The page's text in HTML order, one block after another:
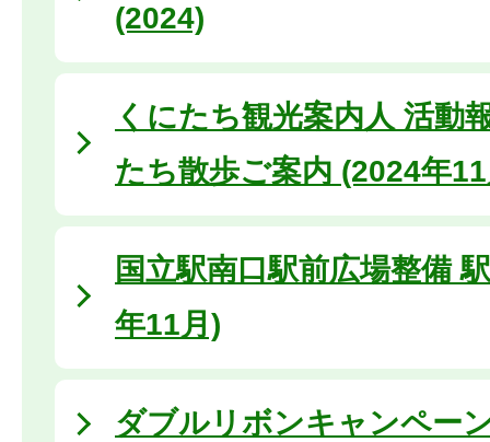
(2024)
くにたち観光案内人 活動
たち散歩ご案内 (2024年
国立駅南口駅前広場整備
年11月)
ダブルリボンキャンペー